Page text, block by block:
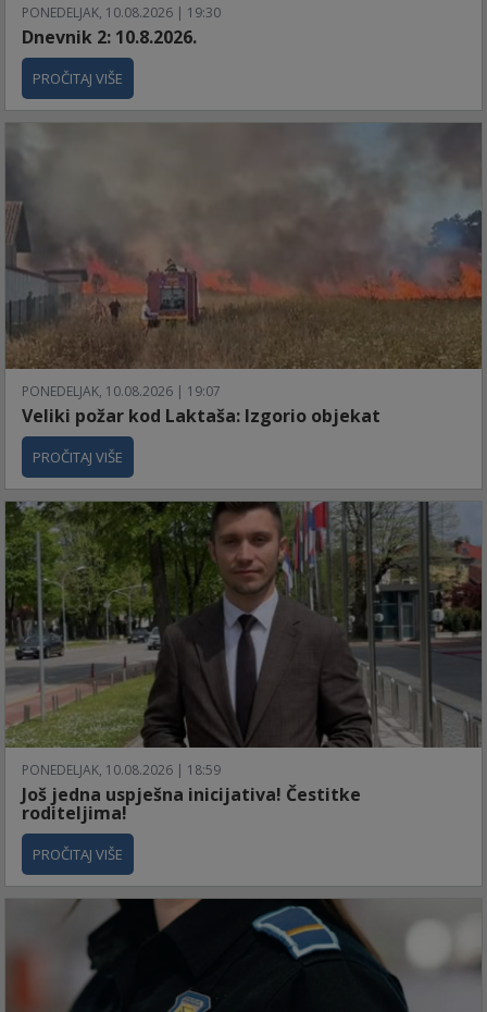
PONEDELJAK, 10.08.2026 | 19:30
Dnevnik 2: 10.8.2026.
PROČITAJ VIŠE
PONEDELJAK, 10.08.2026 | 19:07
Veliki požar kod Laktaša: Izgorio objekat
PROČITAJ VIŠE
PONEDELJAK, 10.08.2026 | 18:59
Još jedna uspješna inicijativa! Čestitke
roditeljima!
PROČITAJ VIŠE